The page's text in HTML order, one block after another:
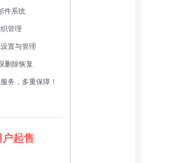
件系统
管理
置与管理
删除恢复
务，多重保障！
起售